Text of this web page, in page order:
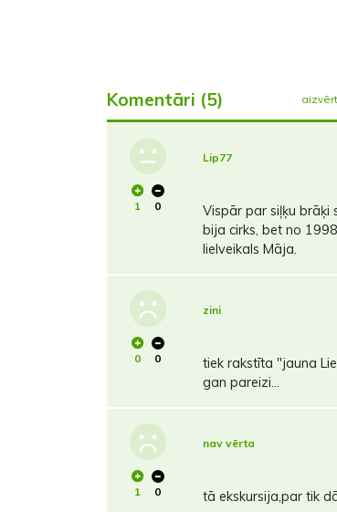
Komentāri (5)
1 0
Lip77
Vispār par siļķu brāķi
bija cirks, bet no
lielveikals Māja.
0 0
zini
tiek rakstīta "jauna
gan pareizi...
1 0
nav vērta
tā ekskursija,par tik